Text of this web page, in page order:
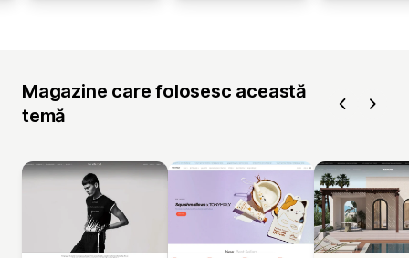
Magazine care folosesc această
temă